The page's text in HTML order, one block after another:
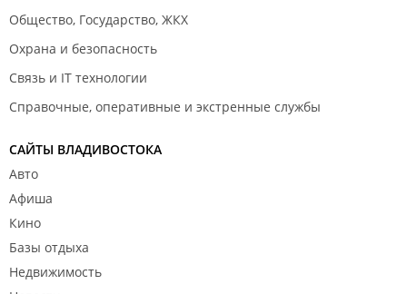
Общество, Государство, ЖКХ
Охрана и безопасность
Связь и IT технологии
Справочные, оперативные и экстренные службы
САЙТЫ ВЛАДИВОСТОКА
Авто
Афиша
Кино
Базы отдыха
Недвижимость